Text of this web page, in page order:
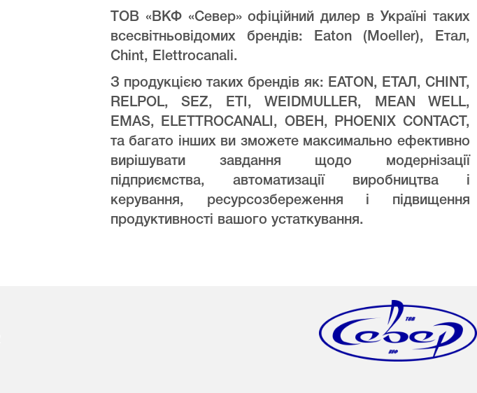
ТОВ «ВКФ «Север» офіційний дилер в Україні таких
всесвітньовідомих брендів: Eaton (Moeller), Етал,
Chint, Elettrocanali.
З продукцією таких брендів як: EATON, ЕТАЛ, CHINT,
RELPOL, SEZ, ETI, WEIDMULLER, MEAN WELL,
EMAS, ELETTROCANALI, ОВЕН, PHOENIX CONTACT,
та багато інших ви зможете максимально ефективно
вирішувати завдання щодо модернізації
підприємства, автоматизації виробництва і
керування, ресурсозбереження і підвищення
продуктивності вашого устаткування.